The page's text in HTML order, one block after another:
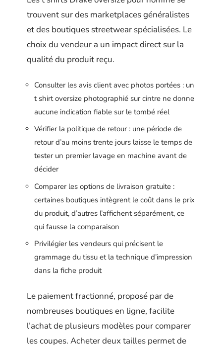
trouvent sur des marketplaces généralistes
et des boutiques streetwear spécialisées. Le
choix du vendeur a un impact direct sur la
qualité du produit reçu.
Consulter les avis client avec photos portées : un
t shirt oversize photographié sur cintre ne donne
aucune indication fiable sur le tombé réel
Vérifier la politique de retour : une période de
retour d’au moins trente jours laisse le temps de
tester un premier lavage en machine avant de
décider
Comparer les options de livraison gratuite :
certaines boutiques intègrent le coût dans le prix
du produit, d’autres l’affichent séparément, ce
qui fausse la comparaison
Privilégier les vendeurs qui précisent le
grammage du tissu et la technique d’impression
dans la fiche produit
Le paiement fractionné, proposé par de
nombreuses boutiques en ligne, facilite
l’achat de plusieurs modèles pour comparer
les coupes. Acheter deux tailles permet de